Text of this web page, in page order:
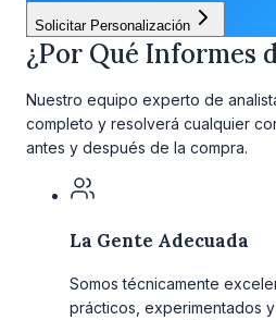
Solicitar Personalización
¿Por Qué Informes
Nuestro equipo experto de
completo y resolverá cualquier
antes y después de la compra.
La Gente Adecuada
Somos técnicamente
prácticos, experimentados